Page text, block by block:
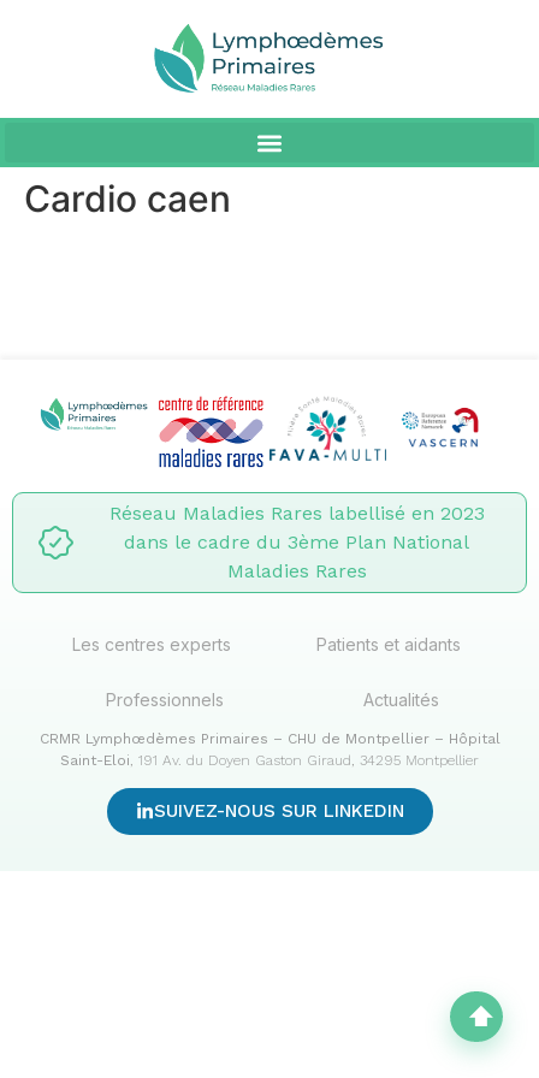
Cardio caen
Réseau Maladies Rares labellisé en 2023
dans le cadre du 3ème Plan National
Maladies Rares
Les centres experts Patients et aidants
Professionnels Actualités
CRMR Lymphœdèmes Primaires – CHU de Montpellier – Hôpital
Saint-Eloi , 191 Av. du Doyen Gaston Giraud, 34295 Montpellier
SUIVEZ-NOUS SUR LINKEDIN
⬆︎